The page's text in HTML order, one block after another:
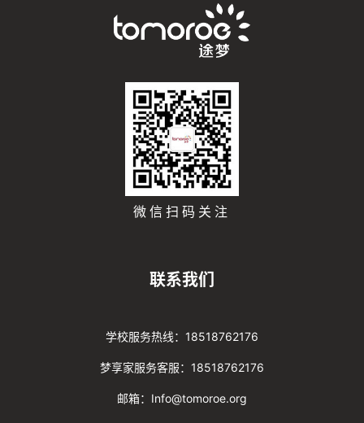
微信扫码关注
联系我们
学校服务热线：18518762176
梦享家服务客服：18518762176
邮箱：Info@tomoroe.org